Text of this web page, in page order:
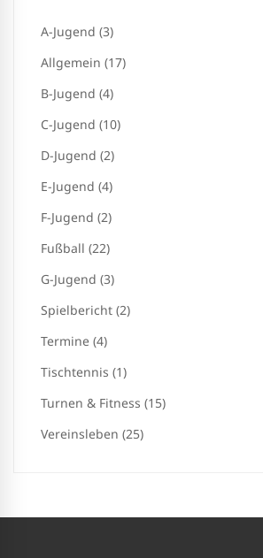
A-Jugend (3)
Allgemein (17)
B-Jugend (4)
C-Jugend (10)
D-Jugend (2)
E-Jugend (4)
F-Jugend (2)
Fußball (22)
G-Jugend (3)
Spielbericht (2)
Termine (4)
Tischtennis (1)
Turnen & Fitness (15)
Vereinsleben (25)